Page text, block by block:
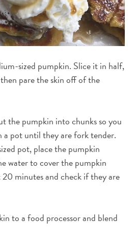
sized pumpkin. Slice it in half,
pare the skin off of the
the pumpkin into chunks so you
a pot until they are fork tender.
pot, place the pumpkin
water to cover the pumpkin
minutes and check if they are
to a food processor and blend